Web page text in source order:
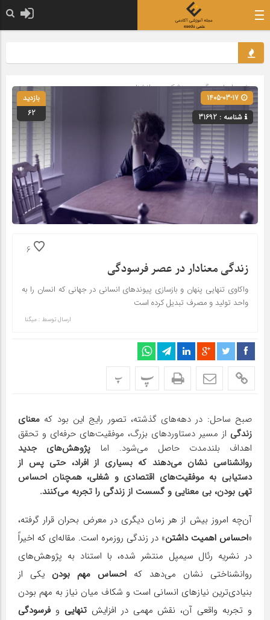
صفحه اصلی» گروه »پزشکی و روانشناسی
شناسه : 31692
بازدید
62
6
زندگی معنادار در عصر فرسودگی
واکاوی تنهایی پنهان و بازسازی پیوندهای انسانی در جهانی که انسان را به
واحد تولید و مصرف تبدیل کرده است
ارسال توسط : میگنا
پ پ
صبح ساحل: در دهه‌های گذشته، تصور رایج این بود که معنای
زندگی از مسیر دستاوردهای بزرگ، موفقیت‌های حرفه‌ای و تحقق
اهداف بلندمدت حاصل می‌شود. اما پژوهش‌های جدید
روانشناسی نشان می‌دهند که بسیاری از افراد، حتی پس از
دستیابی به موفقیت‌های اقتصادی و شغلی، همچنان احساس
تهی ‌بودن، بی‌ معنایی و گسست از زندگی را تجربه می‌کنند.
آن‌چه امروز بیش از هر زمان دیگری در معرض بحران قرار گرفته،
«احساس اهمیت داشتن» در زندگی روزمره است. مقاله‌ای که اخیراً
در نشریه رئال سیمپل منتشر شده، با استناد به پژوهش‌های
روانشناختی نشان می‌دهد که احساس مهم بودن یکی از
بنیادی‌ترین نیازهای انسانی است و شکاف میان نیاز به مهم بودن
و تجربه واقعی آن، نقش مهمی در افزایش تنهایی و فرسودگی